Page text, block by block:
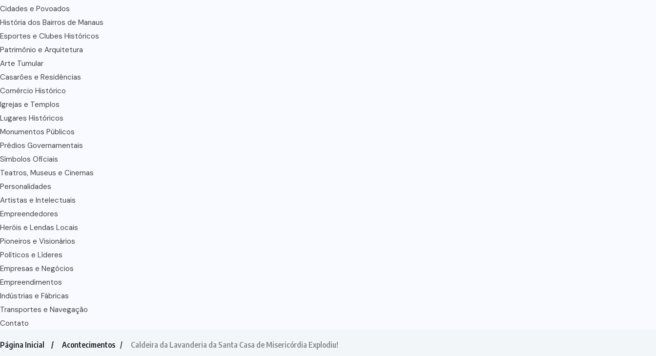
Cidades e Povoados
História dos Bairros de Manaus
Esportes e Clubes Históricos
Patrimônio e Arquitetura
Arte Tumular
Casarões e Residências
Comércio Histórico
Igrejas e Templos
Lugares Históricos
Monumentos Públicos
Prédios Governamentais
Símbolos Oficiais
Teatros, Museus e Cinemas
Personalidades
Artistas e Intelectuais
Empreendedores
Heróis e Lendas Locais
Pioneiros e Visionários
Políticos e Líderes
Empresas e Negócios
Empreendimentos
Indústrias e Fábricas
Transportes e Navegação
Contato
Página Inicial Acontecimentos Caldeira da Lavanderia da Santa Casa de Misericórdia Explodiu!